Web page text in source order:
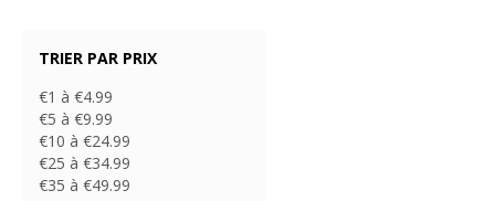
TRIER PAR PRIX
€1 à €4.99
€5 à €9.99
€10 à €24.99
€25 à €34.99
€35 à €49.99